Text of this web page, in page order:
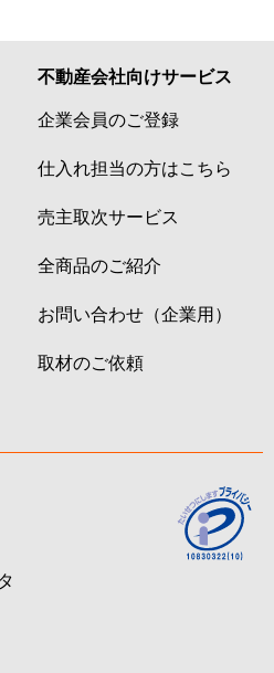
不動産会社向けサービス
企業会員のご登録
仕入れ担当の方はこちら
売主取次サービス
全商品のご紹介
お問い合わせ（企業用）
取材のご依頼